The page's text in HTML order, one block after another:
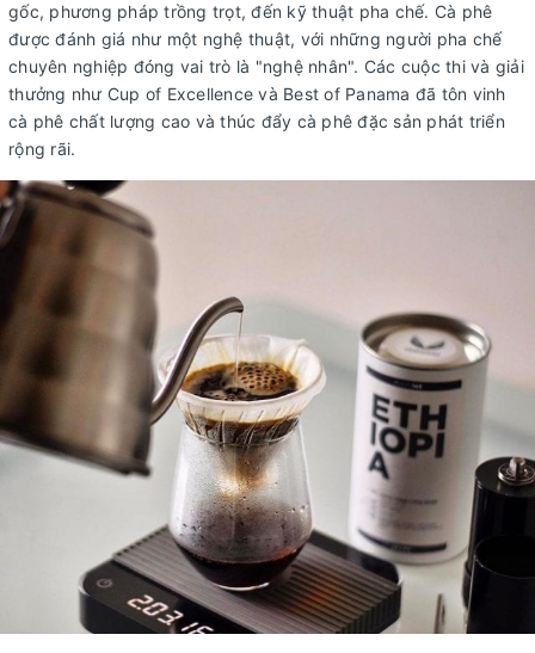
gốc, phương pháp trồng trọt, đến kỹ thuật pha chế. Cà phê
được đánh giá như một nghệ thuật, với những người pha chế
chuyên nghiệp đóng vai trò là "nghệ nhân". Các cuộc thi và giải
thưởng như Cup of Excellence và Best of Panama đã tôn vinh
cà phê chất lượng cao và thúc đẩy cà phê đặc sản phát triển
rộng rãi.